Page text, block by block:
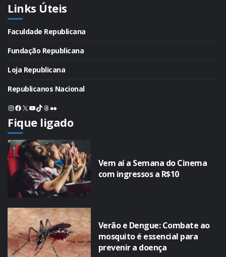
Links Úteis
Faculdade Republicana
Fundação Republicana
Loja Republicana
Republicanos Nacional
Instagram
Facebook
X Youtube
TikTok
Threads
Flickr
Fique ligado
Vem aí a Semana do Cinema
com ingressos a R$10
Verão e Dengue: Combate ao
mosquito é essencial para
prevenir a doença